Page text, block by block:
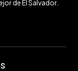
de El Salvador.